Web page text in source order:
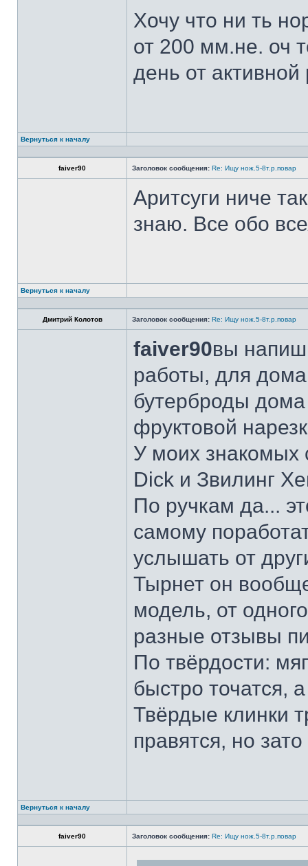
Хочу что ни ть
от 200 мм.не. оч
день от
Вернуться к началу
faiver90 Заголовок сообщения: Re: Ищу нож.5-8т.р.повар
Аритсуги ниче
знаю. Все обо
Вернуться к началу
Дмитрий Колотов Заголовок сообщения: Re: Ищу нож.5-8т.р.повар
faiver90вы
работы, для
бутерброды дома
фруктовой
У моих знакомых
Dick и Звилинг
По ручкам да...
самому
услышать от
Тырнет он
модель, от
разные отзывы
По твёрдости:
быстро точатся,
Твёрдые клинки
правятся, но
Вернуться к началу
faiver90 Заголовок сообщения: Re: Ищу нож.5-8т.р.повар